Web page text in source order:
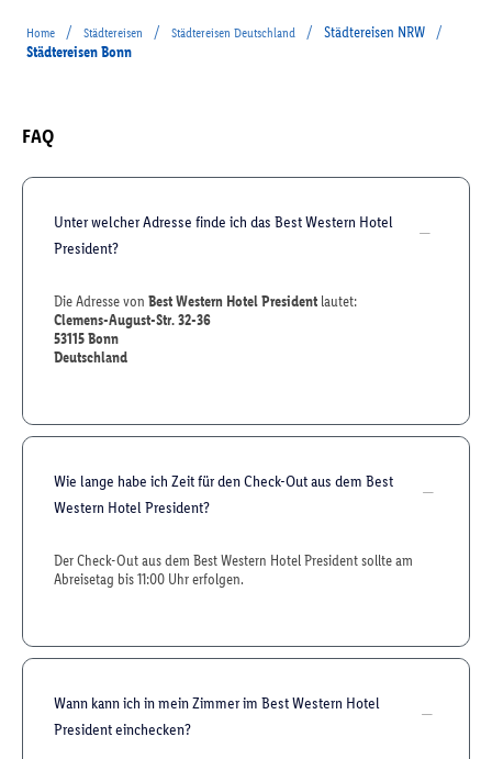
Home / Städtereisen / Städtereisen Deutschland / Städtereisen NRW
/
Städtereisen Bonn
FAQ
Unter welcher Adresse finde ich das Best Western Hotel
President?
Die Adresse von Best Western Hotel President lautet:
Clemens-August-Str. 32-36
53115Bonn
Deutschland
Wie lange habe ich Zeit für den Check-Out aus dem Best
Western Hotel President?
Der Check-Out aus dem Best Western Hotel President sollte am
Abreisetag bis 11:00 Uhr erfolgen.
Wann kann ich in mein Zimmer im Best Western Hotel
President einchecken?